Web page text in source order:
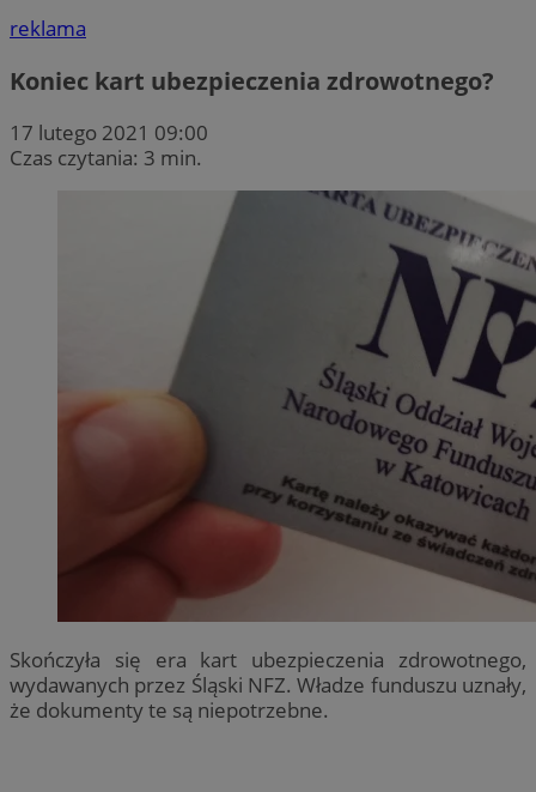
reklama
Koniec kart ubezpieczenia zdrowotnego?
17 lutego 2021 09:00
Czas czytania: 3 min.
Skończyła się era kart ubezpieczenia zdrowotnego,
wydawanych przez Śląski NFZ. Władze funduszu uznały,
że dokumenty te są niepotrzebne.